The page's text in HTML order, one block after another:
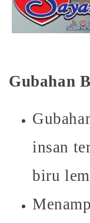
Gubahan
insan
biru